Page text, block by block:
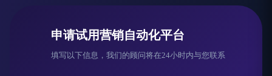
申请试用营销自动化平台
填写以下信息，我们的顾问将在24小时内与您联系